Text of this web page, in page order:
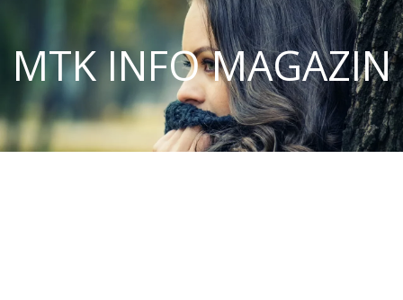
MTK INFO MAGAZIN